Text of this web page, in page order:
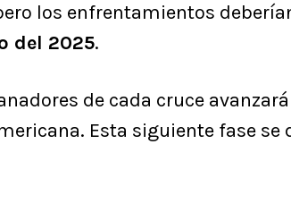
los enfrentamientos
del 2025.
de cada cruce
Esta siguiente fase